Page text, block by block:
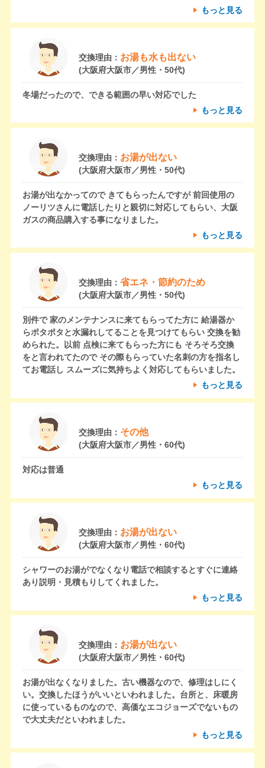
もっと見る
交換理由： お湯も水も出ない
(大阪府大阪市／男性・50代)
冬場だったので、できる範囲の早い対応でした
もっと見る
交換理由： お湯が出ない
(大阪府大阪市／男性・50代)
お湯が出なかってので きてもらったんですが 前回使用の
ノーリツさんに電話したりと親切に対応してもらい、大阪
ガスの商品購入する事になりました。
もっと見る
交換理由： 省エネ・節約のため
(大阪府大阪市／男性・50代)
別件で 家のメンテナンスに来てもらってた方に 給湯器か
らポタポタと水漏れしてることを見つけてもらい 交換を勧
められた。以前 点検に来てもらった方にも そろそろ交換
をと言われてたので その際もらっていた名刺の方を指名し
てお電話し スムーズに気持ちよく対応してもらいました。
もっと見る
交換理由： その他
(大阪府大阪市／男性・60代)
対応は普通
もっと見る
交換理由： お湯が出ない
(大阪府大阪市／男性・60代)
シャワーのお湯がでなくなり電話で相談するとすぐに連絡
あり説明・見積もりしてくれました。
もっと見る
交換理由： お湯が出ない
(大阪府大阪市／男性・60代)
お湯が出なくなりました。古い機器なので、修理はしにく
い。交換したほうがいいといわれました。台所と、床暖房
に使っているものなので、高価なエコジョーズでないもの
で大丈夫だといわれました。
もっと見る